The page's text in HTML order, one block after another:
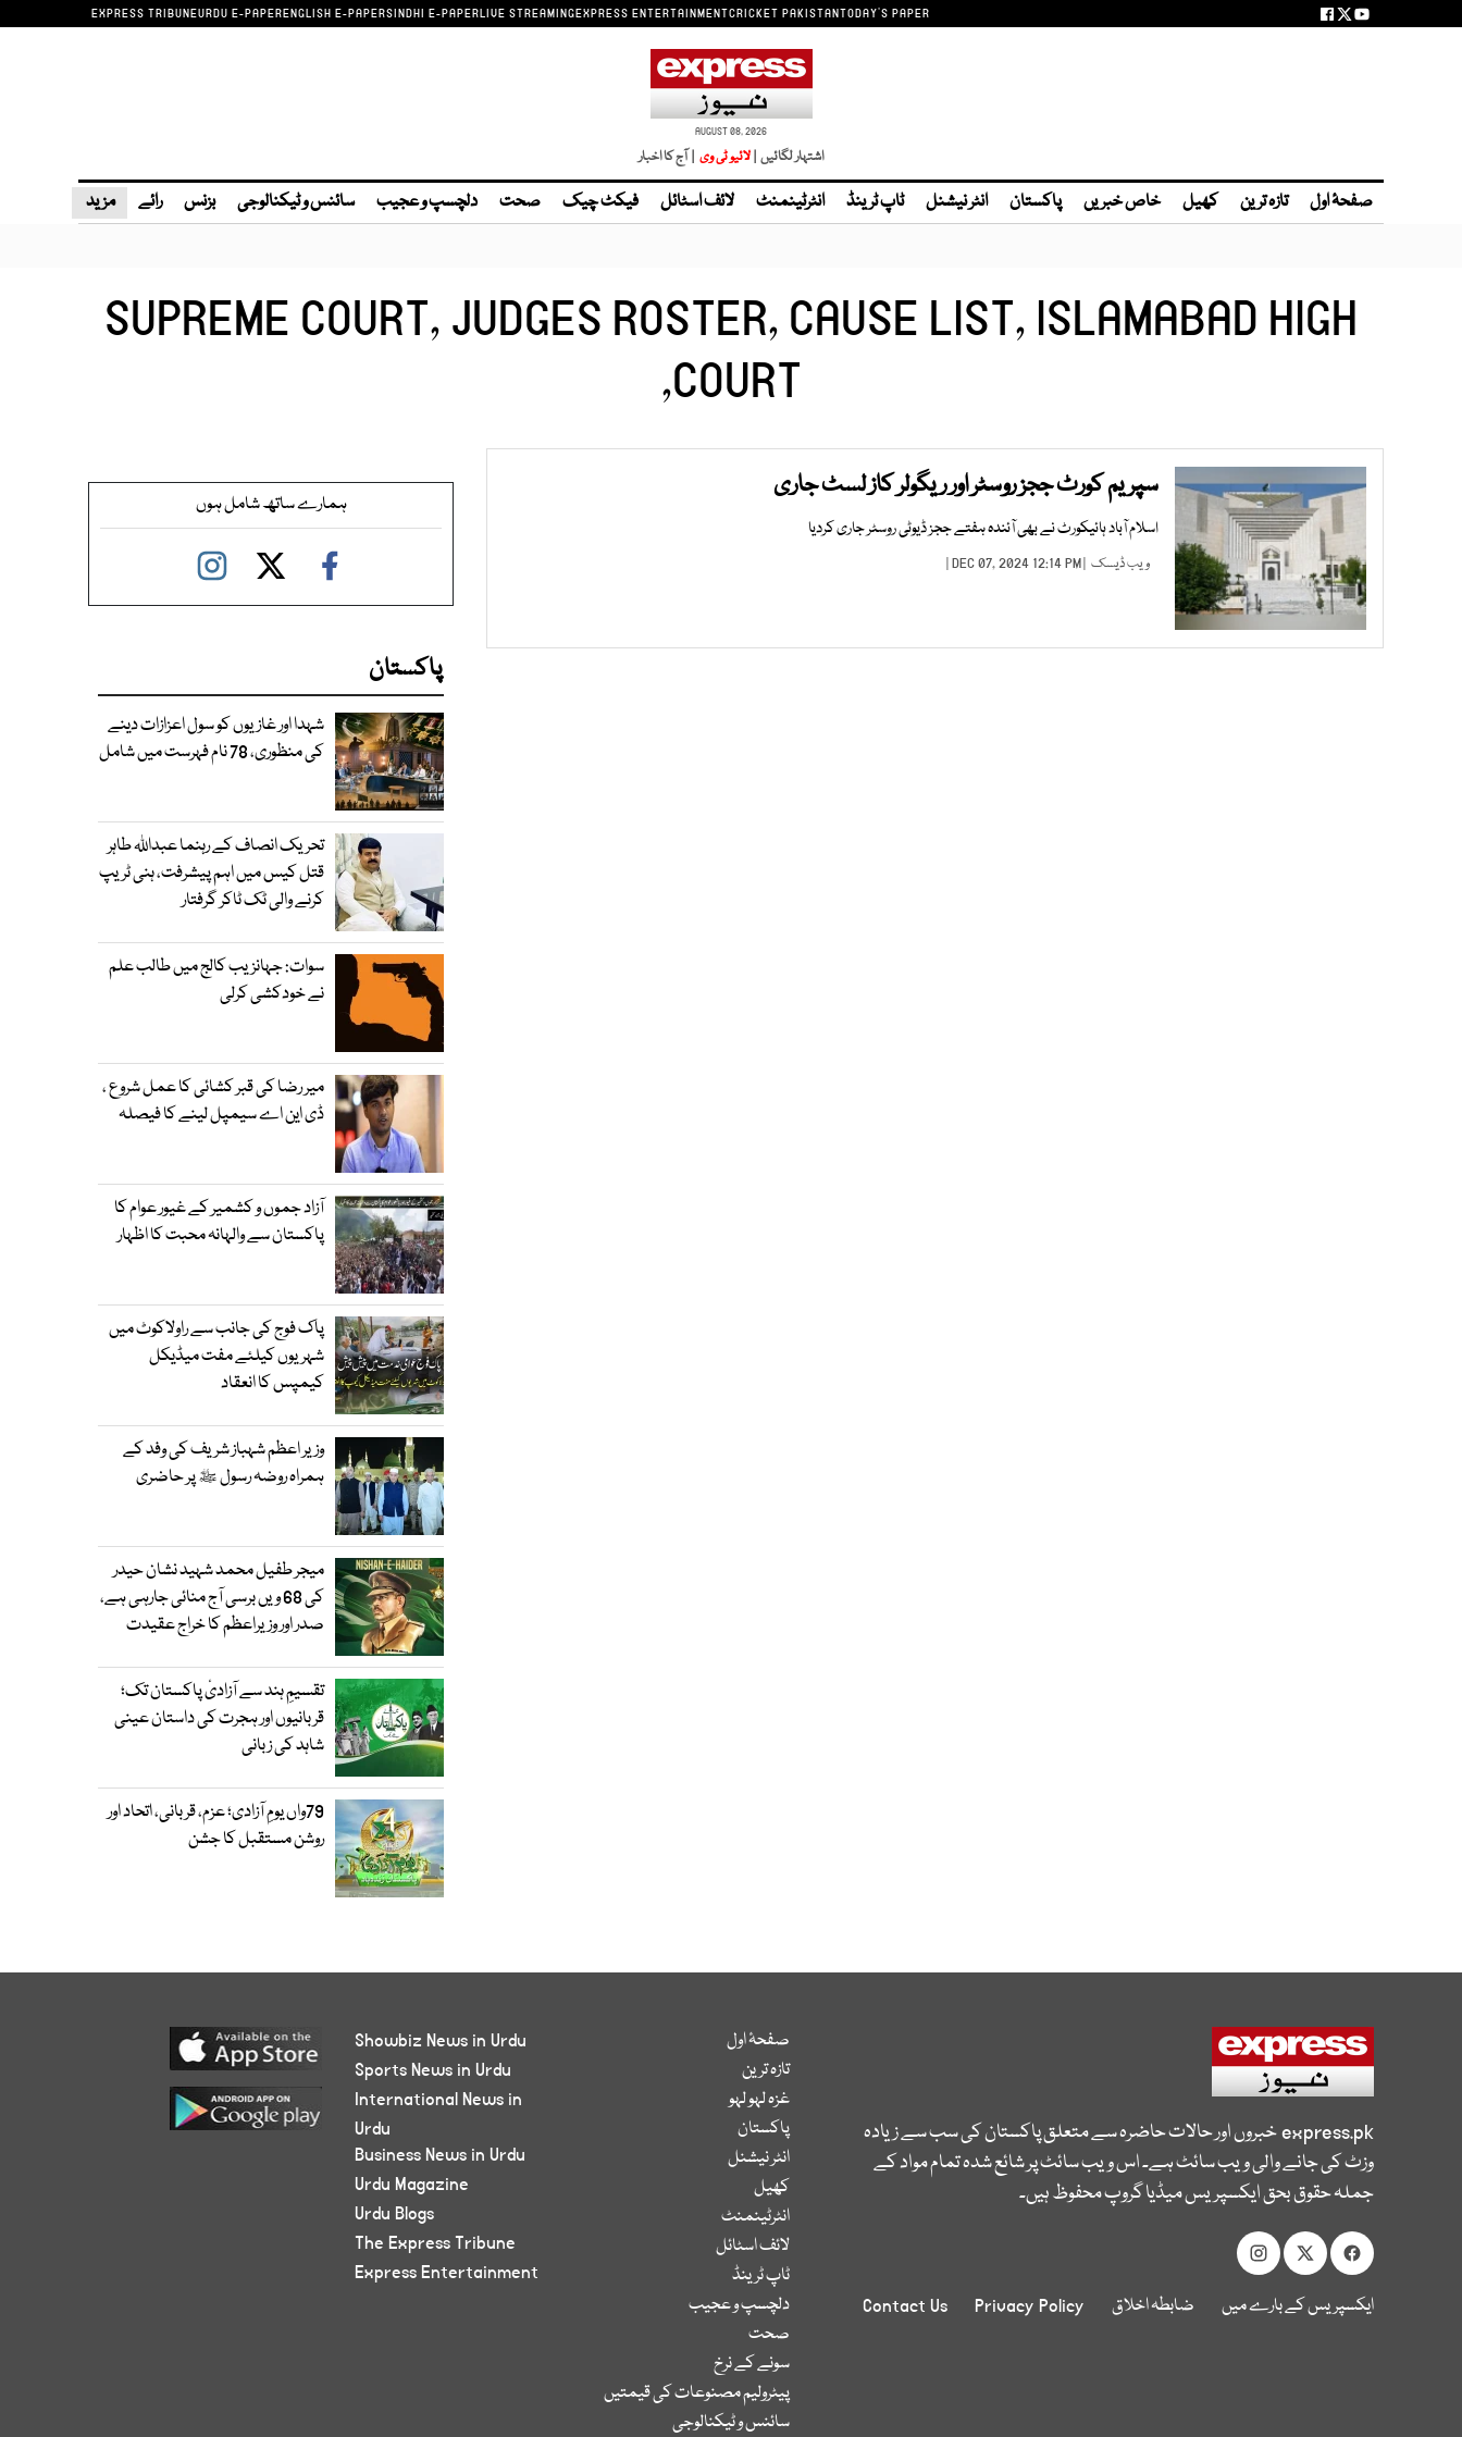
EXPRESS TRIBUNEURDU E-PAPERENGLISH E-PAPERSINDHI E-PAPERLIVE STREAMINGEXPRESS ENTERTAINMENTCRICKET PAKISTANTODAY'S PAPER
AUGUST 08, 2026
اشتہار لگائیں | | آج کا اخبار
صفحۂ اول تازہ ترین کھیل خاص خبریں پاکستان انٹر نیشنل ٹاپ ٹرینڈ انٹرٹینمنٹ لائف اسٹائل فیکٹ چیک صحت دلچسپ و عجیب سائنس و ٹیکنالوجی بزنس رائے مزید
SUPREME COURT, JUDGES ROSTER, CAUSE LIST, ISLAMABAD HIGH
COURT,
سپریم کورٹ ججز روسٹر اور ریگولر کاز لسٹ جاری
اسلام آباد ہائیکورٹ نے بھی آئندہ ہفتے ججز ڈیوٹی روسٹر جاری کردیا
ویب ڈیسک | DEC 07, 2024 12:14 PM |
ہمارے ساتھ شامل ہوں
پاکستان
شہدا اور غازیوں کو سول اعزازات دینے
کی منظوری، 78 نام فہرست میں شامل
تحریک انصاف کے رہنما عبداللہ طاہر
قتل کیس میں اہم پیشرفت، ہنی ٹریپ
کرنے والی ٹک ٹاکر گرفتار
سوات: جہانزیب کالج میں طالب علم
نے خودکشی کرلی
میر رضا کی قبر کشائی کا عمل شروع ،
ڈی این اے سیمپل لینے کا فیصلہ
آزاد جموں و کشمیر کے غیور عوام کا
پاکستان سے والہانہ محبت کا اظہار
پاک فوج کی جانب سے راولاکوٹ میں
شہریوں کیلئے مفت میڈیکل
کیمپس کا انعقاد
وزیر اعظم شہباز شریف کی وفد کے
ہمراہ روضہ رسول ﷺ پر حاضری
میجر طفیل محمد شہید نشان حیدر
کی 68 ویں برسی آج منائی جارہی ہے،
صدر اور وزیراعظم کا خراج عقیدت
تقسیمِ ہند سے آزادیٔ پاکستان تک؛
قربانیوں اور ہجرت کی داستان عینی
شاہد کی زبانی
79واں یومِ آزادی؛ عزم، قربانی، اتحاد اور
روشن مستقبل کا جشن
express.pkخبروں اور حالات حاضرہ سے متعلق پاکستان کی سب سے زیادہ
وزٹ کی جانے والی ویب سائٹ ہے۔ اس ویب سائٹ پر شائع شدہ تمام مواد کے
جملہ حقوق بحق ایکسپریس میڈیا گروپ محفوظ ہیں۔
ایکسپریس کے بارے میں ضابطہ اخلاق Privacy Policy
Contact Us
صفحۂ اول
تازہ ترین
غزہ لہو لہو
پاکستان
انٹر نیشنل
کھیل
انٹرٹینمنٹ
لائف اسٹائل
ٹاپ ٹرینڈ
دلچسپ و عجیب
صحت
سونے کے نرخ
پیٹرولیم مصنوعات کی قیمتیں
سائنس و ٹیکنالوجی
Showbiz News in Urdu
Sports News in Urdu
International News in
Urdu
Business News in Urdu
Urdu Magazine
Urdu Blogs
The Express Tribune
Express Entertainment